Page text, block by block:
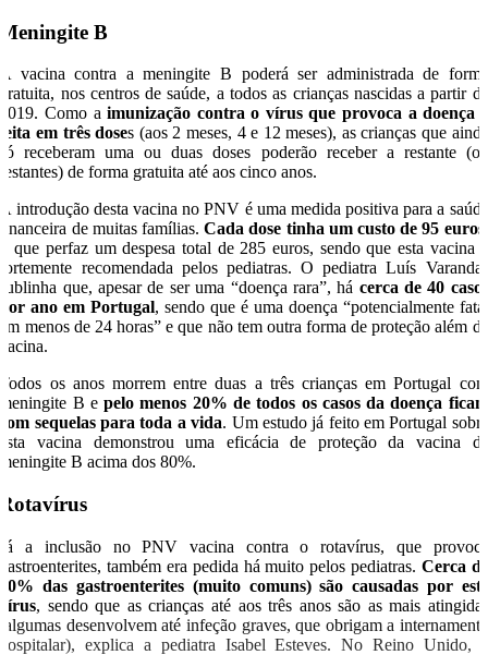
Meningite B
A vacina contra a meningite B poderá ser administrada de forma
gratuita, nos centros de saúde, a todos as crianças nascidas a partir de
2019. Como aimunização contra o vírus que provoca a doença é
feita em três doses (aos 2 meses, 4 e 12 meses), as crianças que ainda
só receberam uma ou duas doses poderão receber a restante (ou
restantes) de forma gratuita até aos cinco anos.
A introdução desta vacina no PNV é uma medida positiva para a saúde
financeira de muitas famílias.Cada dose tinha um custo de 95 euros
o que perfaz um despesa total de 285 euros, sendo que esta vacina é
fortemente recomendada pelos pediatras. O pediatra Luís Varandas
sublinha que, apesar de ser uma “doença rara”, há cerca de 40 casos
por ano em Portugal, sendo que é uma doença “potencialmente fatal
em menos de 24 horas” e que não tem outra forma de proteção além da
vacina.
Todos os anos morrem entre duas a três crianças em Portugal com
meningite B epelo menos 20% de todos os casos da doença ficam
com sequelas para toda a vida. Um estudo já feito em Portugal sobre
esta vacina demonstrou uma eficácia de proteção da vacina da
meningite B acima dos 80%.
Rotavírus
Já a inclusão no PNV vacina contra o rotavírus, que provoca
gastroenterites, também era pedida há muito pelos pediatras. Cerca de
50% das gastroenterites (muito comuns) são causadas por este
vírus, sendo que as crianças até aos três anos são as mais atingidas
(algumas desenvolvem até infeção graves, que obrigam a internamento
hospitalar), explica a pediatra Isabel Esteves. No Reino Unido, a